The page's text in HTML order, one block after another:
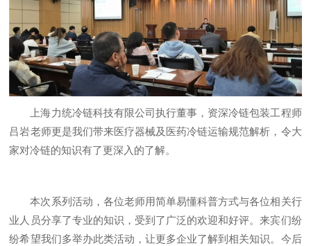
上海力统冷链科技有限公司执行董事，资深冷链包装工程师
吕岩老师更是我们带来医疗器械及医药冷链运输规范解析，令大
家对冷链的知识有了更深入的了解。
本次系列活动，各位老师用简单易懂科普方式与各位相关行
业人员分享了专业的知识，受到了广泛的欢迎和好评。来宾们纷
纷希望我们多举办此类活动，让更多企业了解到相关知识。今后